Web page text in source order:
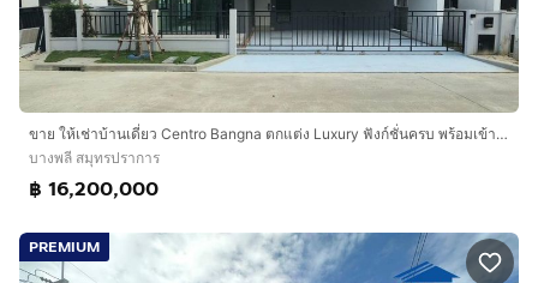
ขาย ให้เช่าบ้านเดี่ยว Centro Bangna ตกแต่ง Luxury ฟังก์ชั่นครบ พร้อมเข้าอยู่ ทำเลดีติด Mega บางนา
บางพลี สมุทรปราการ
฿ 16,200,000
PREMIUM